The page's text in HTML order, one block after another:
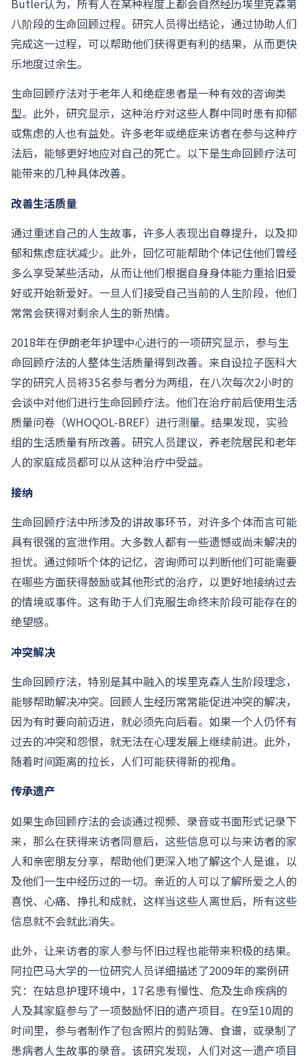
八阶段的生命回顾过程。研究人员得出结论，通过协助人们
完成这一过程，可以帮助他们获得更有利的结果，从而更快
乐地度过余生。
生命回顾疗法对于老年人和绝症患者是一种有效的咨询类
型。此外，研究显示，这种治疗对这些人群中同时患有抑郁
或焦虑的人也有益处。许多老年或绝症来访者在参与这种疗
法后，能够更好地应对自己的死亡。以下是生命回顾疗法可
能带来的几种具体改善。
改善生活质量
通过重述自己的人生故事，许多人表现出自尊提升，以及抑
郁和焦虑症状减少。此外，回忆可能帮助个体记住他们曾经
多么享受某些活动，从而让他们根据自身身体能力重拾旧爱
好或开始新爱好。一旦人们接受自己当前的人生阶段，他们
常常会获得对剩余人生的新热情。
2018年在伊朗老年护理中心进行的一项研究显示，参与生
命回顾疗法的人整体生活质量得到改善。来自设拉子医科大
学的研究人员将35名参与者分为两组，在八次每次2小时的
会谈中对他们进行生命回顾疗法。他们在治疗前后使用生活
质量问卷（WHOQOL-BREF）进行测量。结果发现，实验
组的生活质量有所改善。研究人员建议，养老院居民和老年
人的家庭成员都可以从这种治疗中受益。
接纳
生命回顾疗法中所涉及的讲故事环节，对许多个体而言可能
具有很强的宣泄作用。大多数人都有一些遗憾或尚未解决的
担忧。通过倾听个体的记忆，咨询师可以判断他们可能需要
在哪些方面获得鼓励或其他形式的治疗，以更好地接纳过去
的情境或事件。这有助于人们克服生命终末阶段可能存在的
绝望感。
冲突解决
生命回顾疗法，特别是其中融入的埃里克森人生阶段理念，
能够帮助解决冲突。回顾人生经历常常能促进冲突的解决，
因为有时要向前迈进，就必须先向后看。如果一个人仍怀有
过去的冲突和怨恨，就无法在心理发展上继续前进。此外，
随着时间距离的拉长，人们可能获得新的视角。
传承遗产
如果生命回顾疗法的会谈通过视频、录音或书面形式记录下
来，那么在获得来访者同意后，这些信息可以与来访者的家
人和亲密朋友分享，帮助他们更深入地了解这个人是谁，以
及他们一生中经历过的一切。亲近的人可以了解所爱之人的
喜悦、心痛、挣扎和成就，这样当这些人离世后，所有这些
信息就不会就此消失。
此外，让来访者的家人参与怀旧过程也能带来积极的结果。
阿拉巴马大学的一位研究人员详细描述了2009年的案例研
究：在姑息护理环境中，17名患有慢性、危及生命疾病的
人及其家庭参与了一项鼓励怀旧的遗产项目。在9至10周的
时间里，参与者制作了包含照片的剪贴簿、食谱，或录制了
患病者人生故事的录音。该研究发现，人们对这一遗产项目